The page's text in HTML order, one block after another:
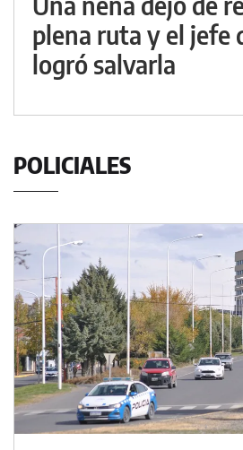
plena ruta y el jefe
logró salvarla
POLICIALES